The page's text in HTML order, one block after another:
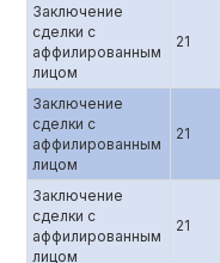
Заключение
сделки с
аффилированным
лицом
21
Заключение
сделки с
аффилированным
лицом
21
Заключение
сделки с
аффилированным
лицом
21